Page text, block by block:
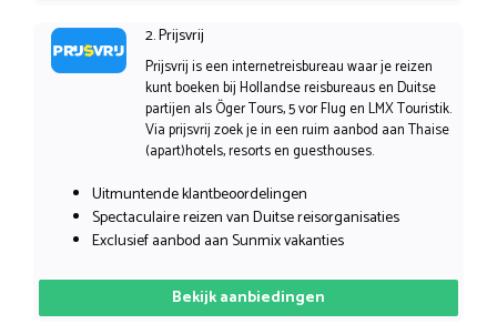
2. Prijsvrij
Prijsvrij is een internetreisbureau waar je reizen
kunt boeken bij Hollandse reisbureaus en Duitse
partijen als Öger Tours, 5 vor Flug en LMX Touristik.
Via prijsvrij zoek je in een ruim aanbod aan Thaise
(apart)hotels, resorts en guesthouses.
Uitmuntende klantbeoordelingen
Spectaculaire reizen van Duitse reisorganisaties
Exclusief aanbod aan Sunmix vakanties
Bekijk aanbiedingen